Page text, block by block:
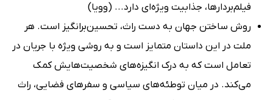
فیلم‌بردارها، جذابیت ویژه‌ای دارد... (وویا)
روش ساختن جهان به دست راث، تحسین‌برانگیز است. هر
ملت در این داستان متمایز است و به روشی ویژه با جریان در
تعامل است که به درک انگیزه‌های شخصیت‌هایش کمک
می‌کند. در میان توطئه‌های سیاسی و سفرهای فضایی، راث